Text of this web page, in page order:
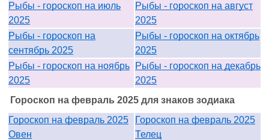
Рыбы - гороскоп на июль
2025
Рыбы - гороскоп на август
2025
Рыбы - гороскоп на
сентябрь 2025
Рыбы - гороскоп на октябрь
2025
Рыбы - гороскоп на ноябрь
2025
Рыбы - гороскоп на декабрь
2025
Гороскоп на февраль 2025 для знаков зодиака
Гороскоп на февраль 2025
Овен
Гороскоп на февраль 2025
Телец